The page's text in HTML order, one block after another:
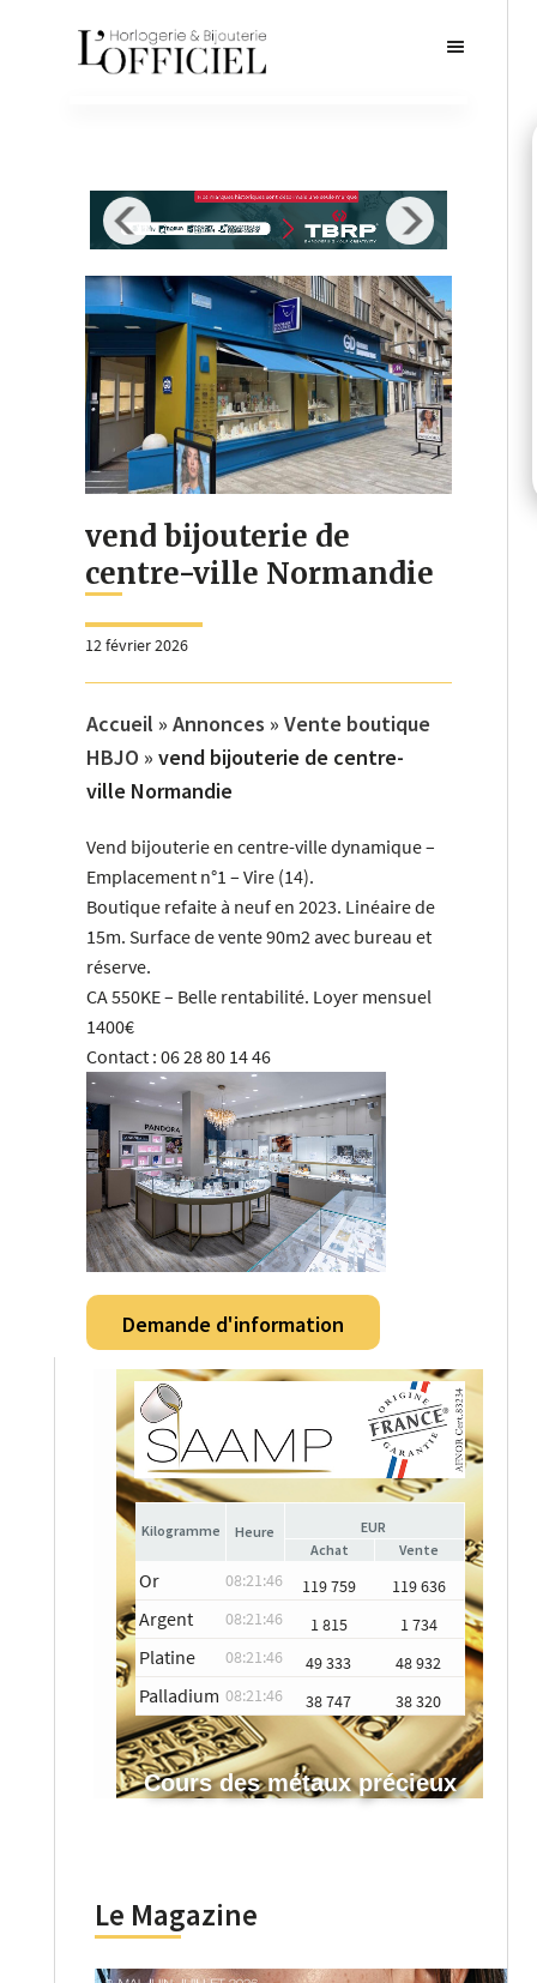
vend bijouterie de
centre-ville Normandie
12 février 2026
Accueil » Annonces » Vente boutique
HBJO » vend bijouterie de centre-
ville Normandie
Vend bijouterie en centre-ville dynamique –
Emplacement n°1 – Vire (14).
Boutique refaite à neuf en 2023. Linéaire de
15m. Surface de vente 90m2 avec bureau et
réserve.
CA 550KE – Belle rentabilité. Loyer mensuel
1400€
Contact : 06 28 80 14 46
Demande d'information
Heure
EUR
Achat
Vente
Or 08:21:46 119 759 119 636
Argent 08:21:46 1 815 1 734
Platine 08:21:46 49 333 48 932
Palladium 08:21:46 38 747 38 320
Cours des métaux précieux
Le Magazine